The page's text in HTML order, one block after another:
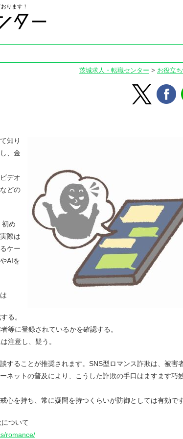
ります！
茨城求人・転職センター > お役立
知り
、金
デオ
どの
初め
際は
ケー
AIを
る。
等に登録されているかを確認する。
注意し、疑う。
することが推奨されます。SNS型ロマンス詐欺は、被害
ネットの普及により、こうした詐欺の手口はますます巧
を持ち、常に疑問を持つくらいが防御としては有効です
ついて
romance/